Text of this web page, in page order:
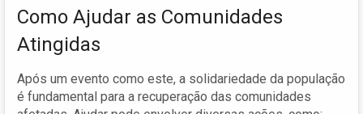
Como Ajudar as Comunidades
Atingidas
Após um evento como este, a solidariedade da população
é fundamental para a recuperação das comunidades